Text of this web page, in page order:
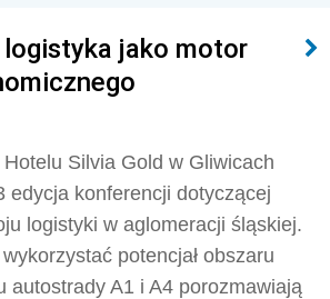
jako motor
Silvia Gold w Gliwicach
edycja konferencji dotyczącej
logistyki w aglomeracji śląskiej.
potencjał obszaru
autostrady A1 i A4 porozmawiają